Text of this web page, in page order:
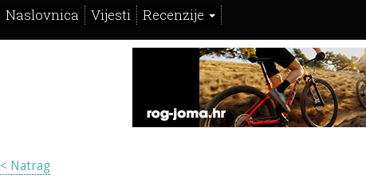
Naslovnica Vijesti Recenzije
< Natrag